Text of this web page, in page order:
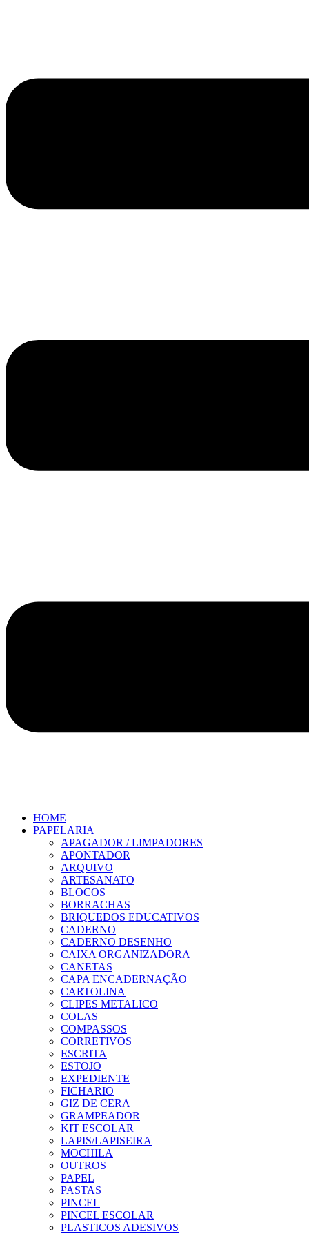
HOME
PAPELARIA
APAGADOR / LIMPADORES
APONTADOR
ARQUIVO
ARTESANATO
BLOCOS
BORRACHAS
BRIQUEDOS EDUCATIVOS
CADERNO
CADERNO DESENHO
CAIXA ORGANIZADORA
CANETAS
CAPA ENCADERNAÇÃO
CARTOLINA
CLIPES METALICO
COLAS
COMPASSOS
CORRETIVOS
ESCRITA
ESTOJO
EXPEDIENTE
FICHARIO
GIZ DE CERA
GRAMPEADOR
KIT ESCOLAR
LAPIS/LAPISEIRA
MOCHILA
OUTROS
PAPEL
PASTAS
PINCEL
PINCEL ESCOLAR
PLASTICOS ADESIVOS